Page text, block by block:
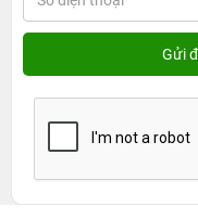
độ cao, tích hợp
1. Thiết kế nhỏ
Sạc dự phòng
Hợp Cáp C to L A1681
hiện đại, lớp vỏ bằng
với logo Anker trang
màn hình kỹ thuật số